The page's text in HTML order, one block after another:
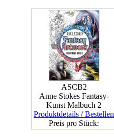
ASCB2
Anne Stokes Fantasy-
Kunst Malbuch 2
Produktdetails / Bestellen
Preis pro Stück: